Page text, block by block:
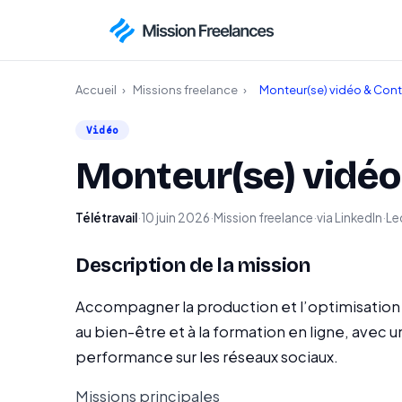
Accueil › Missions freelance › Monteur(se) vidéo &
Vidéo
Monteur(se)
Télétravail·10 juin 2026·Mission freelance·via LinkedIn·
Description de la mission
Accompagner la production et l’optimisation
au bien-être et à la formation en ligne, avec
performance sur les réseaux sociaux.
Missions principales